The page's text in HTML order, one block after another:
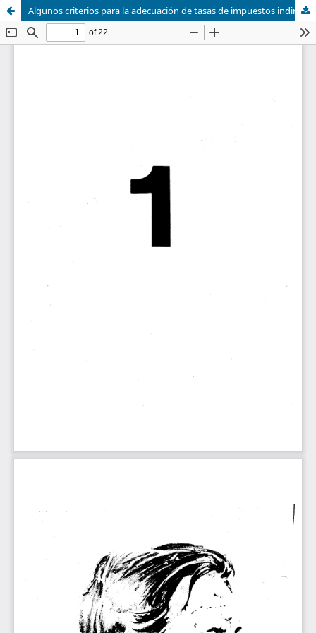
Algunos criterios para la adecuación de tasas de impuestos indirectos